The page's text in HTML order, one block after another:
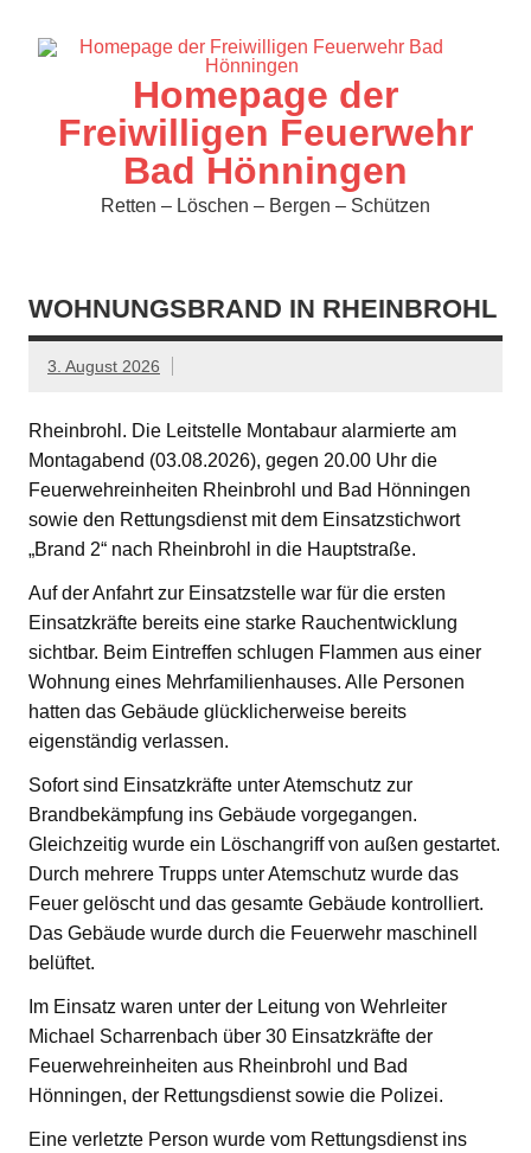
springen
Homepage der
Freiwilligen Feuerwehr
Bad Hönningen
Retten – Löschen – Bergen – Schützen
WOHNUNGSBRAND IN RHEINBROHL
3. August 2026
Rheinbrohl. Die Leitstelle Montabaur alarmierte am
Montagabend (03.08.2026), gegen 20.00 Uhr die
Feuerwehreinheiten Rheinbrohl und Bad Hönningen
sowie den Rettungsdienst mit dem Einsatzstichwort
„Brand 2“ nach Rheinbrohl in die Hauptstraße.
Auf der Anfahrt zur Einsatzstelle war für die ersten
Einsatzkräfte bereits eine starke Rauchentwicklung
sichtbar. Beim Eintreffen schlugen Flammen aus einer
Wohnung eines Mehrfamilienhauses. Alle Personen
hatten das Gebäude glücklicherweise bereits
eigenständig verlassen.
Sofort sind Einsatzkräfte unter Atemschutz zur
Brandbekämpfung ins Gebäude vorgegangen.
Gleichzeitig wurde ein Löschangriff von außen gestartet.
Durch mehrere Trupps unter Atemschutz wurde das
Feuer gelöscht und das gesamte Gebäude kontrolliert.
Das Gebäude wurde durch die Feuerwehr maschinell
belüftet.
Im Einsatz waren unter der Leitung von Wehrleiter
Michael Scharrenbach über 30 Einsatzkräfte der
Feuerwehreinheiten aus Rheinbrohl und Bad
Hönningen, der Rettungsdienst sowie die Polizei.
Eine verletzte Person wurde vom Rettungsdienst ins